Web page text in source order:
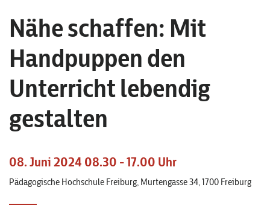
Kantonale Körperschaft
Aktuelles
Nähe schaffen: Mit
Handpuppen den
Unterricht lebendig
gestalten
08. Juni 2024 08.30 - 17.00 Uhr
Pädagogische Hochschule Freiburg, Murtengasse 34, 1700 Freiburg